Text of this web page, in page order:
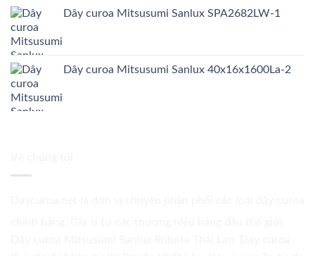
Dây curoa Mitsusumi Sanlux SPA2682LW-1
Dây curoa Mitsusumi Sanlux 40x16x1600La-2